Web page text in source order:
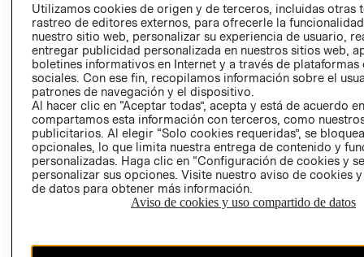
AVISO DE
PRIVACIDAD
GIFT CARD
AVISO DE
Utilizamos cookies de origen y de terceros, incluidas otras
rastreo de editores externos, para ofrecerle la
nuestro sitio web, personalizar su experiencia de usuario,
entregar publicidad personalizada en nuestros sitios web,
boletines informativos en Internet y a través de plataformas
sociales. Con ese fin, recopilamos información sobre el
patrones de navegación y el dispositivo.
Al hacer clic en “Aceptar todas”, acepta y está de acuerdo
compartamos esta información con terceros, como
publicitarios. Al elegir “Solo cookies requeridas”, se
opcionales, lo que limita nuestra entrega de contenido y
personalizadas. Haga clic en “Configuración de cookies y
personalizar sus opciones. Visite nuestro aviso de cookies
de datos para obtener más información.
Aviso de cookies y uso compartido de datos